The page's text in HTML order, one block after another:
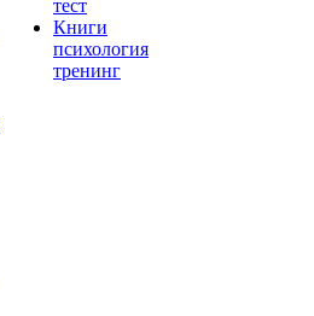
тест
Книги
психология
тренинг